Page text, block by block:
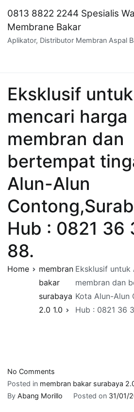
content
0813 8822 2244 Spesialis
Membrane Bakar
Aplikator, Distributor Membran Aspal
Eksklusif
mencari harga
membran dan
bertempat
Alun-Alun
Hub : 0821 36
88.
Home
membran
bakar
surabaya
2.0 1.0
Eksklusif untuk
membran dan
Kota Alun-Alun
Hub : 0821 36
No Comments
Eksklusif
untuk
Posted in membran bakar surabaya
By Abang Morillo Posted on 31/01/